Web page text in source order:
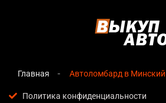
автоломбард в Минский
озвучивается сразу после
Прозрачные условия— все этапы
Главная Автоломбард в
Политика конфиденциальности